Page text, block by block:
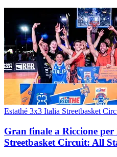
Estathé 3x3 Italia Streetbasket
Gran finale a Riccione
Streetbasket Circuit: All